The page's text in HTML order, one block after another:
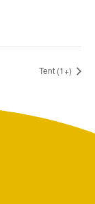
Tent (1+)